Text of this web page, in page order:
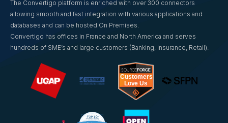
The Convertigo platform is enriched with over 300 connectors
allowing smooth and fast integration with various applications and
databases and can be hosted On Premises.
Convertigo has offices in France and North America and serves
hundreds of SME’s and large customers (Banking, Insurance, Retail).